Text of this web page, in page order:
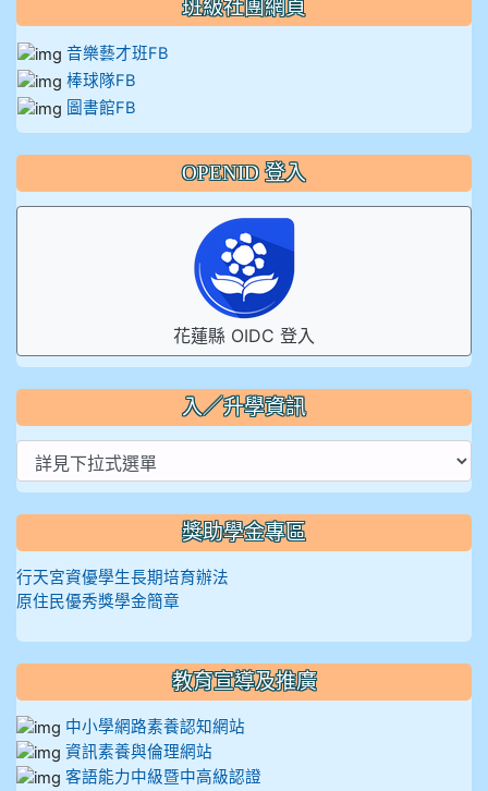
班級社團網頁
音樂藝才班FB
棒球隊FB
圖書館FB
OPENID 登入
花蓮縣 OIDC 登入
入／升學資訊
獎助學金專區
行天宮資優學生長期培育辦法
原住民優秀獎學金簡章
教育宣導及推廣
中小學網路素養認知網站
資訊素養與倫理網站
客語能力中級暨中高級認證